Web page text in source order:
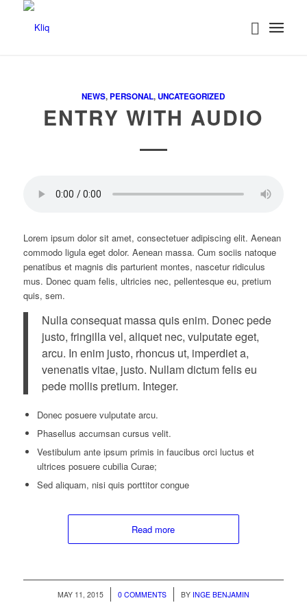
NEWS,PERSONAL,UNCATEGORIZED
ENTRY WITH AUDIO
Lorem ipsum dolor sit amet, consectetuer adipiscing elit. Aenean
commodo ligula eget dolor. Aenean massa. Cum sociis natoque
penatibus et magnis dis parturient montes, nascetur ridiculus
mus. Donec quam felis, ultricies nec, pellentesque eu, pretium
quis, sem.
Nulla consequat massa quis enim. Donec pede
justo, fringilla vel, aliquet nec, vulputate eget,
arcu. In enim justo, rhoncus ut, imperdiet a,
venenatis vitae, justo. Nullam dictum felis eu
pede mollis pretium. Integer.
Donec posuere vulputate arcu.
Phasellus accumsan cursus velit.
Vestibulum ante ipsum primis in faucibus orci luctus et
ultrices posuere cubilia Curae;
Sed aliquam, nisi quis porttitor congue
Read more
MAY 11, 2015
/ 0 COMMENTS
/ BY INGE BENJAMIN